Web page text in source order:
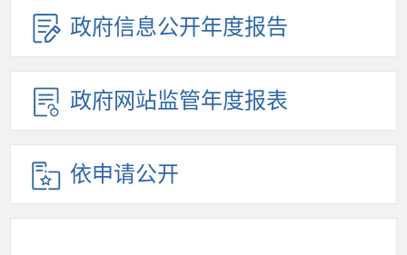
政府信息公开年度报告
政府网站监管年度报表
依申请公开